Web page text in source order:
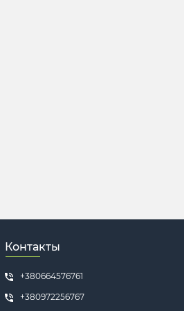
Контакты
+380664576761
+380972256767